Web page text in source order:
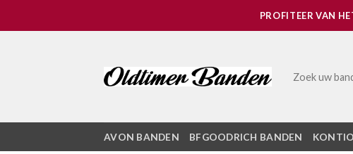
to
PROFITEER VAN
Zoek uw
AVON BANDEN BFGOODRICH BANDEN